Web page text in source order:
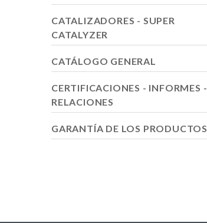
CATALIZADORES - SUPER
CATALYZER
CATÁLOGO GENERAL
CERTIFICACIONES - INFORMES -
RELACIONES
GARANTÍA DE LOS PRODUCTOS